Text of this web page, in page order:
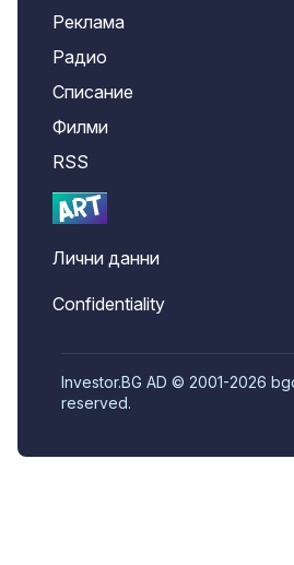
Реклама
Радио
Списание
Филми
RSS
Лични данни
Confidentiality
Investor.BG AD © 2001-2026
reserved.